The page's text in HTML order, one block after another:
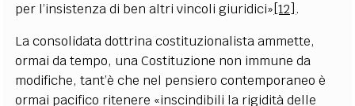
per l’insistenza di ben altri vincoli giuridici» [12] .
La consolidata dottrina costituzionalista ammette,
ormai da tempo, una Costituzione non immune da
modifiche, tant’è che nel pensiero contemporaneo è
ormai pacifico ritenere «inscindibili la rigidità delle